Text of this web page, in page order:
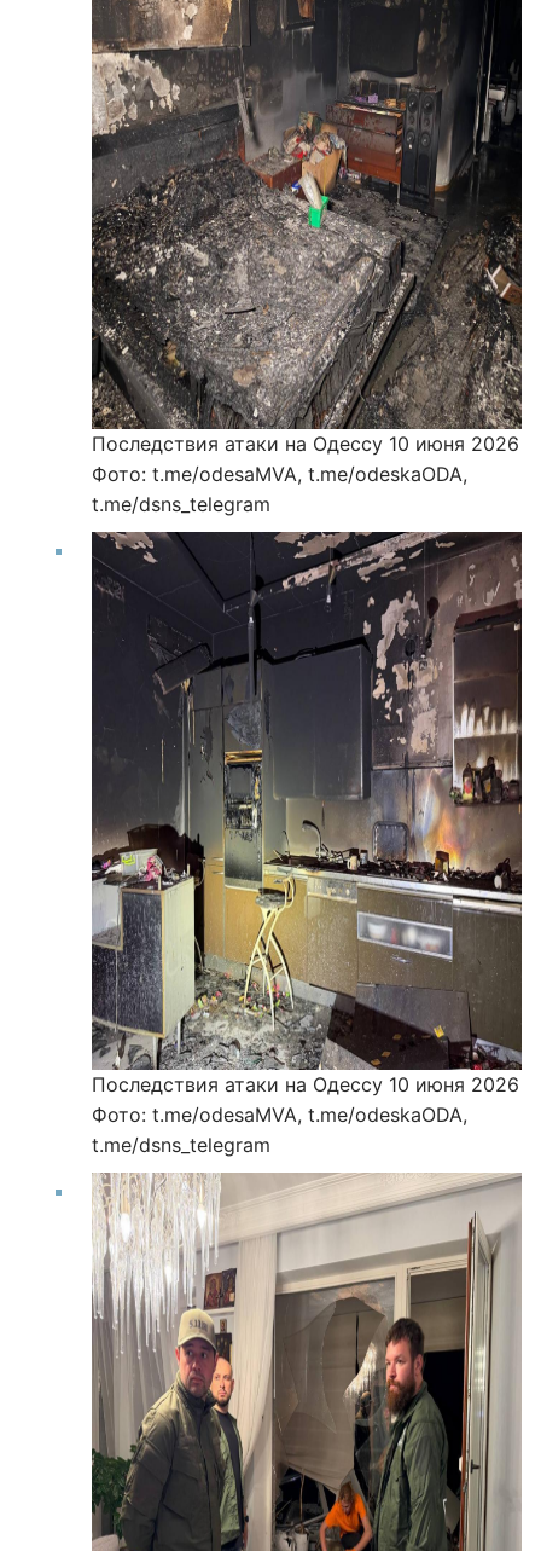
Последствия атаки на Одессу 10 июня 2026
Фото: t.me/odesaMVA, t.me/odeskaODA,
t.me/dsns_telegram
Последствия атаки на Одессу 10 июня 2026
Фото: t.me/odesaMVA, t.me/odeskaODA,
t.me/dsns_telegram